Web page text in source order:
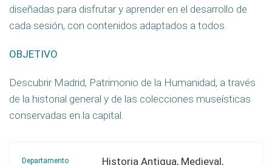
diseñadas para disfrutar y aprender en el desarrollo de
cada sesión, con contenidos adaptados a todos.
OBJETIVO
Descubrir Madrid, Patrimonio de la Humanidad, a través
de la historial general y de las colecciones museísticas
conservadas en la capital.
Departamento
Historia Antigua, Medieval,